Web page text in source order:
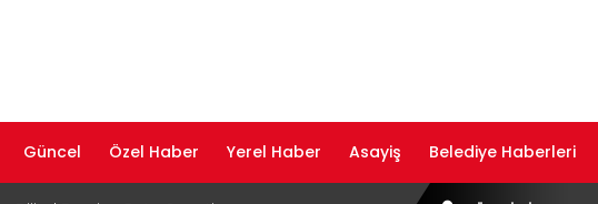
Güncel Özel Haber Yerel Haber Asayiş Belediye Haberleri